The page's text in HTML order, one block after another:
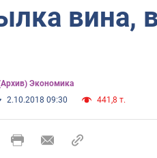
вина,
Экономика
2.10.2018 09:30 441,8 т.